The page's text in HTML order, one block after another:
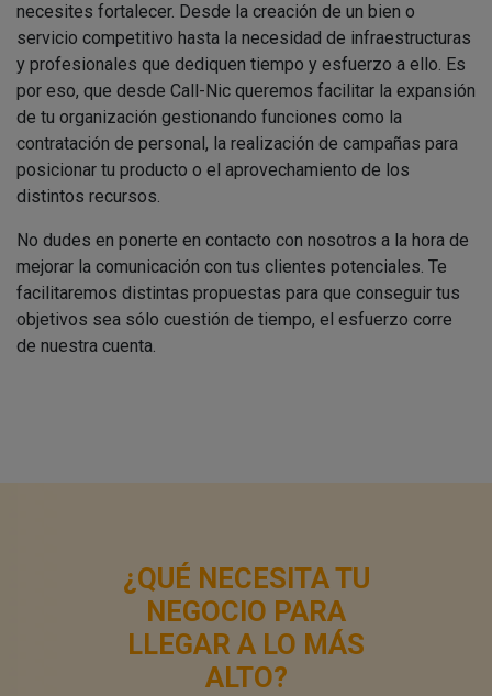
necesites fortalecer. Desde la creación de un bien o
servicio competitivo hasta la necesidad de infraestructuras
y profesionales que dediquen tiempo y esfuerzo a ello. Es
por eso, que desde Call-Nic queremos facilitar la expansión
de tu organización gestionando funciones como la
contratación de personal, la realización de campañas para
posicionar tu producto o el aprovechamiento de los
distintos recursos.
No dudes en ponerte en contacto con nosotros a la hora de
mejorar la comunicación con tus clientes potenciales. Te
facilitaremos distintas propuestas para que conseguir tus
objetivos sea sólo cuestión de tiempo, el esfuerzo corre
de nuestra cuenta.
¿QUÉ NECESITA TU
NEGOCIO PARA
LLEGAR A LO MÁS
ALTO?